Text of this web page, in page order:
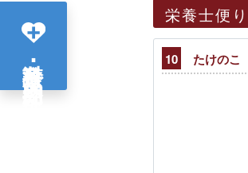
各診療科･部門紹介
栄養士便り
10 たけのこ